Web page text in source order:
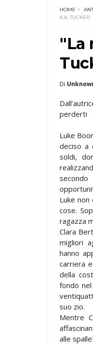
HOME
K.A. TUCKER
"La
Di
perderti
Luke
deciso a
soldi,
Luke
cose.
ragazza
Clara
migliori
hanno
carriera
della
fondo
suo zio.
Mentre
alle